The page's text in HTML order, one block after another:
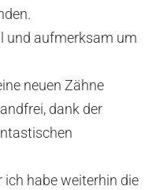
und aufmerksam um
neuen Zähne
dank der
ich habe weiterhin die